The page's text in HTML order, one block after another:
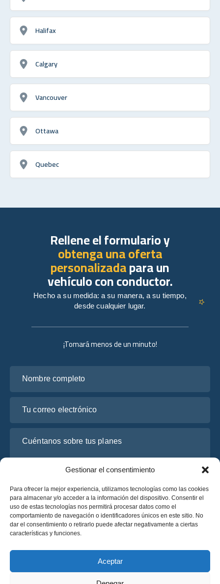
Gestionar el consentimiento
Para ofrecer la mejor experiencia, utilizamos tecnologías como las cookies
para almacenar y/o acceder a la información del dispositivo. Consentir el
uso de estas tecnologías nos permitirá procesar datos como el
comportamiento de navegación o identificadores únicos en este sitio. No
dar el consentimiento o retirarlo puede afectar negativamente a ciertas
características y funciones.
Aceptar
Halifax
Calgary
Vancouver
Ottawa
Quebec
¡Tomará menos de un minuto!
He leído y acepto la
Solicite un presupuesto
Solicite un presupuesto
Rellene el formulario y
obtenga una oferta
personalizadapara un
vehículo con conductor.
Hecho a su medida: a su manera, a su tiempo,
desde cualquier lugar.